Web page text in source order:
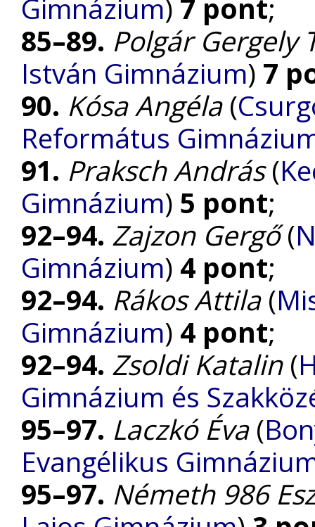
Gimnázium) 7 pont;
85–89. Polgár Gergely
István Gimnázium) 7
90. Kósa Angéla(
Református
91. Praksch András(
Gimnázium) 5 pont;
92–94. Zajzon Gergő(
Gimnázium) 4 pont;
92–94. Rákos Attila(
Gimnázium) 4 pont;
92–94. Zsoldi Katalin(
Gimnázium és
95–97. Laczkó Éva(
Evangélikus
95–97. Németh 986